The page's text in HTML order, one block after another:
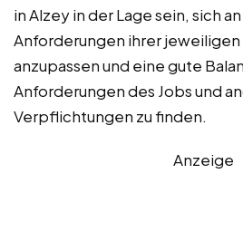
in Alzey in der Lage sein, sich
Anforderungen ihrer
anzupassen und eine gute
Anforderungen des Jobs und
Verpflichtungen zu finden.
Anzeige